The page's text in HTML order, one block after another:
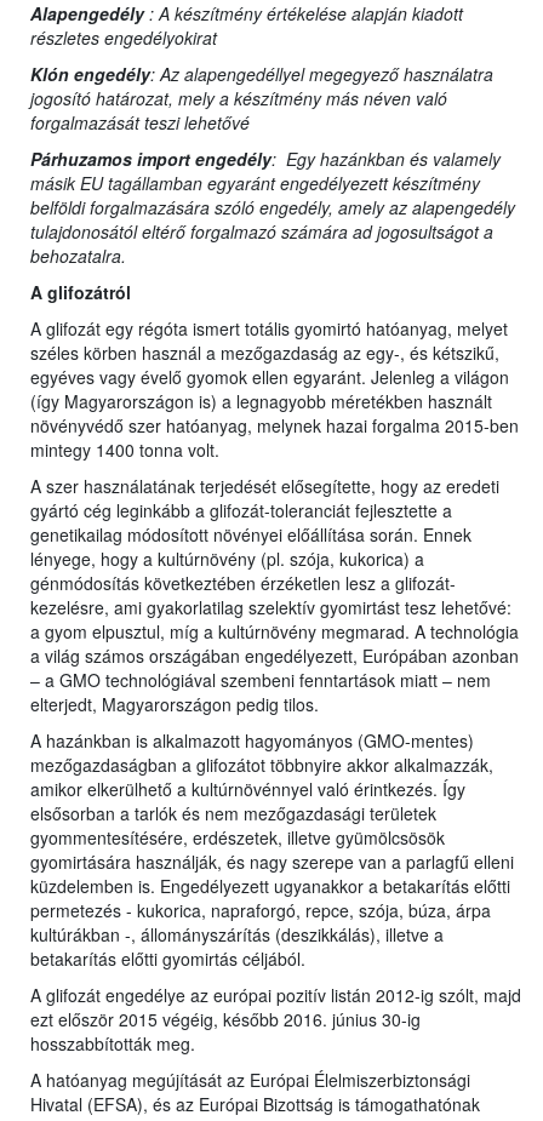
Alapengedély: A készítmény értékelése alapján kiadott
részletes engedélyokirat
Klón engedély: Az alapengedéllyel megegyező használatra
jogosító határozat, mely a készítmény más néven való
forgalmazását teszi lehetővé
Párhuzamos import engedély: Egy hazánkban és valamely
másik EU tagállamban egyaránt engedélyezett készítmény
belföldi forgalmazására szóló engedély, amely az alapengedély
tulajdonosától eltérő forgalmazó számára ad jogosultságot a
behozatalra.
A glifozátról
A glifozát egy régóta ismert totális gyomirtó hatóanyag, melyet
széles körben használ a mezőgazdaság az egy-, és kétszikű,
egyéves vagy évelő gyomok ellen egyaránt. Jelenleg a világon
(így Magyarországon is) a legnagyobb méretékben használt
növényvédő szer hatóanyag, melynek hazai forgalma 2015-ben
mintegy 1400 tonna volt.
A szer használatának terjedését elősegítette, hogy az eredeti
gyártó cég leginkább a glifozát-toleranciát fejlesztette a
genetikailag módosított növényei előállítása során. Ennek
lényege, hogy a kultúrnövény (pl. szója, kukorica) a
génmódosítás következtében érzéketlen lesz a glifozát-
kezelésre, ami gyakorlatilag szelektív gyomirtást tesz lehetővé:
a gyom elpusztul, míg a kultúrnövény megmarad. A technológia
a világ számos országában engedélyezett, Európában azonban
– a GMO technológiával szembeni fenntartások miatt – nem
elterjedt, Magyarországon pedig tilos.
A hazánkban is alkalmazott hagyományos (GMO-mentes)
mezőgazdaságban a glifozátot többnyire akkor alkalmazzák,
amikor elkerülhető a kultúrnövénnyel való érintkezés. Így
elsősorban a tarlók és nem mezőgazdasági területek
gyommentesítésére, erdészetek, illetve gyümölcsösök
gyomirtására használják, és nagy szerepe van a parlagfű elleni
küzdelemben is. Engedélyezett ugyanakkor a betakarítás előtti
permetezés - kukorica, napraforgó, repce, szója, búza, árpa
kultúrákban -, állományszárítás (deszikkálás), illetve a
betakarítás előtti gyomirtás céljából.
A glifozát engedélye az európai pozitív listán 2012-ig szólt, majd
ezt először 2015 végéig, később 2016. június 30-ig
hosszabbították meg.
A hatóanyag megújítását az Európai Élelmiszerbiztonsági
Hivatal (EFSA), és az Európai Bizottság is támogathatónak